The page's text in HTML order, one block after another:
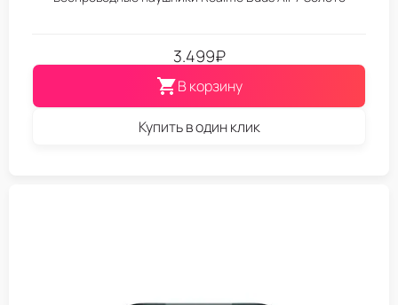
3.499₽
В корзину
Купить в один клик